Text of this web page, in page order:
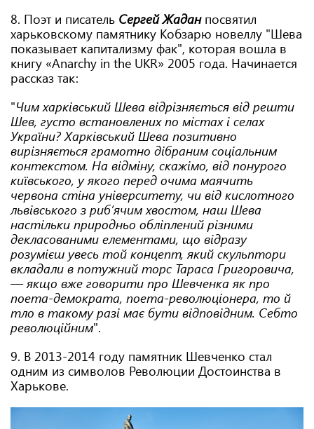
8. Поэт и писатель Сергей Жаданпосвятил
харьковскому памятнику Кобзарю новеллу "Шева
показывает капитализму фак", которая вошла в
книгу «Anarchy in the UKR» 2005 года. Начинается
рассказ так:
"Чим харківський Шева відрізняється від решти
Шев, густо встановлених по містах і селах
України? Харківський Шева позитивно
вирізняється грамотно дібраним соціальним
контекстом. На відміну, скажімо, від понурого
київського, у якого перед очима маячить
червона стіна університету, чи від кислотного
львівського з риб’ячим хвостом, наш Шева
настільки природньо обліплений різними
декласованими елементами, що відразу
розумієш увесь той концепт, який скульптори
вкладали в потужний торс Тараса Григоровича,
— якщо вже говорити про Шевченка як про
поета-демократа, поета-революціонера, то й
тло в такому разі має бути відповідним. Себто
революційним".
9. В 2013-2014 году памятник Шевченко стал
одним из символов Революции Достоинства в
Харькове.